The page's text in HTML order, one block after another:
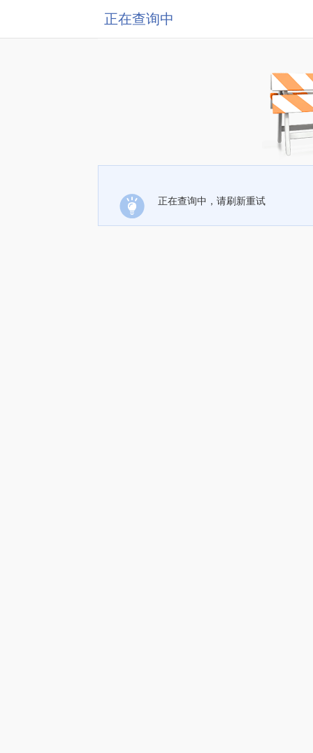
正在查询中
正在查询中，请刷新重试